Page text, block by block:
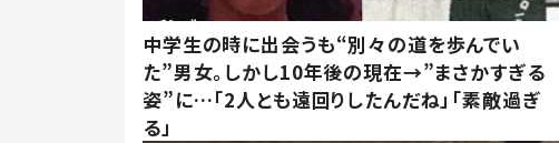
中学生の時に出会うも“別々の道を歩んでい
た”男女。しかし10年後の現在→”まさかすぎる
姿”に…「2人とも遠回りしたんだね」「素敵過ぎ
る」